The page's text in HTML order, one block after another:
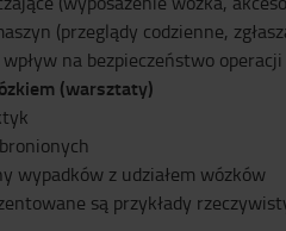
(przeglądy codzienne,
na bezpieczeństwo
(warsztaty)
wypadków z udziałem wózków
są przykłady